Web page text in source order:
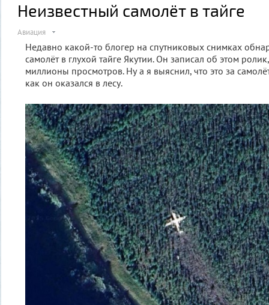
Неизвестный самолёт в тайге
Авиация
Недавно какой-то блогер на спутниковых снимках
самолёт в глухой тайге Якутии. Он записал об этом
миллионы просмотров. Ну а я выяснил, что это за
как он оказался в лесу.